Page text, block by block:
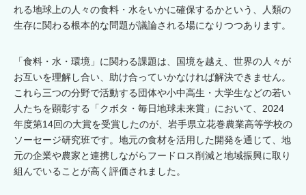
れる地球上の人々の食料・水をいかに確保するかという、人類の
生存に関わる根本的な問題が議論される場になりつつあります。
「食料・水・環境」に関わる課題は、国境を越え、世界の人々が
お互いを理解し合い、助け合っていかなければ解決できません。
これら三つの分野で活動する団体や小中高生・大学生などの若い
人たちを顕彰する「クボタ・毎日地球未来賞」において、2024
年度第14回の大賞を受賞したのが、岩手県立花巻農業高等学校の
ソーセージ研究班です。地元の食材を活用した開発を通じて、地
元の企業や農家と連携しながらフードロス削減と地域振興に取り
組んでいることが高く評価されました。